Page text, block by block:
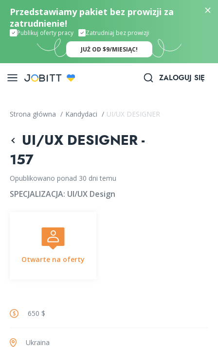
Przedstawiamy pakiet bez prowizji za
zatrudnienie!
Publikuj oferty pracy Zatrudniaj bez prowizji
JUŻ OD $9/MIESIĄC!
ZALOGUJ SIĘ
Strona główna / Kandydaci / UI/UX DESIGNER
UI/UX DESIGNER -
157
Opublikowano ponad 30 dni temu
SPECJALIZACJA: UI/UX Design
Otwarte na oferty
650 $
Ukraina